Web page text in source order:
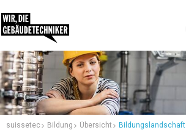
suissetec Bildung Übersicht Bildungslandschaft